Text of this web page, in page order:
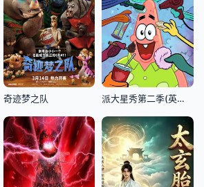
奇迹梦之队 派大星秀第二季(英文版)